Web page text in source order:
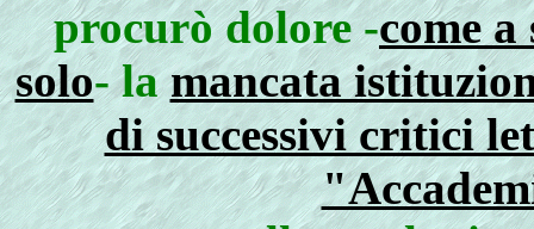
procurò dolore -come
solo- lamancata
di successivi critici